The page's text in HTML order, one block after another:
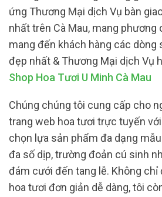
ứng Thương Mại dịch Vụ bàn
nhất trên Cà Mau, mang phương
mang đến khách hàng các dòng
đẹp nhất & Thương Mại dịch Vụ
Shop Hoa Tươi U Minh Cà Mau
Chúng chúng tôi cung cấp cho
trang web hoa tươi trực tuyến
chọn lựa sản phẩm đa dạng
đa số dịp, trường đoản cú sinh
đám cưới đến tang lễ. Không chỉ
hoa tươi đơn giản dễ dàng, tôi